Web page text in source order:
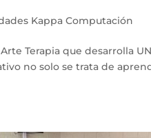
Kappa Computación
Terapia que desarrolla
no solo se trata de